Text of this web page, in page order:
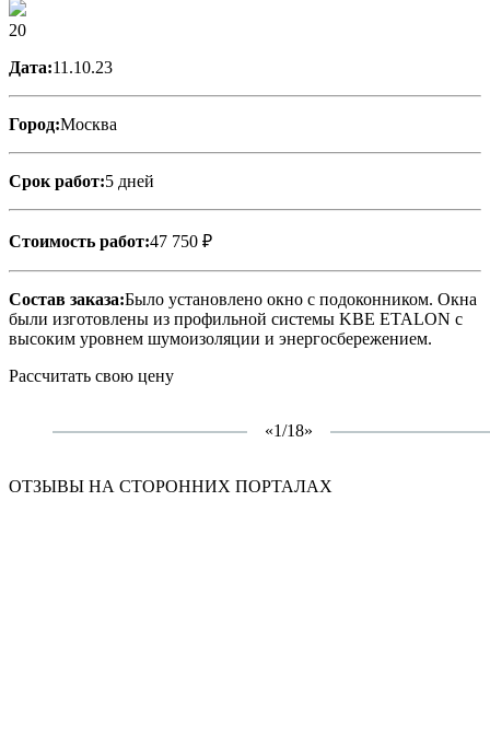
20
Дата:11.10.23
Город:Москва
Срок работ:5 дней
Стоимость работ:47 750 ₽
Состав заказа:Было установлено окно с подоконником. Окна
были изготовлены из профильной системы KBE ETALON с
высоким уровнем шумоизоляции и энергосбережением.
Рассчитать свою цену
«1/18»
ОТЗЫВЫ НА СТОРОННИХ ПОРТАЛАХ